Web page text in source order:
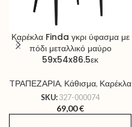
Καρέκλα Finda γκρι ύφασμα με
πόδι μεταλλικό μαύρο
59x54x86.5εκ
TΡΑΠΕΖΑΡΙΑ, Κάθισμα, Καρέκλα
SKU: 327-000074
69,00€